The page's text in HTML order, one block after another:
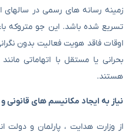
زمینه رسانه های رسمی در
تسریع شده باشد. این جو متروکه
اوقات فاقد هویت فعالیت بدون
بحرانی یا مستقل با اتهاماتی
هستند.
نیاز به ایجاد مکانیسم های قانونی
از وزارت هدایت ، پارلمان و دولت